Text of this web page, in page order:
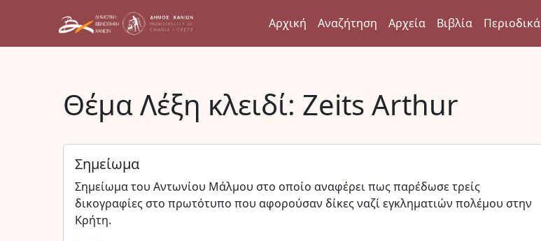
Αρχική Αναζήτηση Αρχεία Βιβλία Περιοδικά
Θέμα Λέξη κλειδί: Zeits Arthur
Σημείωμα
Σημείωμα του Αντωνίου Μάλμου στο οποίο αναφέρει πως παρέδωσε τρείς
δικογραφίες στο πρωτότυπο που αφορούσαν δίκες ναζί εγκληματιών πολέμου στην
Κρήτη.